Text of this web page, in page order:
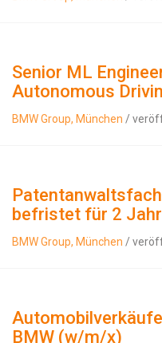
Senior ML
Autonomous
BMW Group, München /
befristet für 2
BMW Group, München /
BMW (w/m/x)